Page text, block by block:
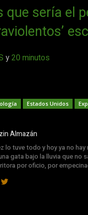
que sería el
y20 minutos
Estados Unidos
Almazán
lo tuve todo y hoy ya no
gata bajo la lluvia que no
por oficio, por